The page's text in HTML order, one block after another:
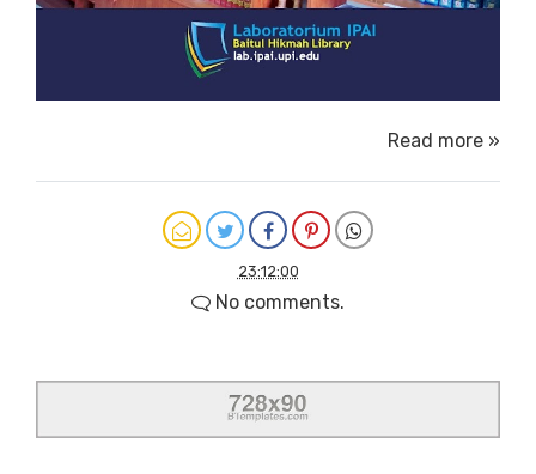
Read more »
23:12:00
No comments.